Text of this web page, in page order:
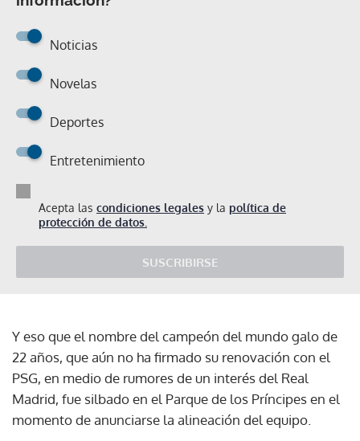
Noticias
Novelas
Deportes
Entretenimiento
Acepta las condiciones legales y la política de
protección de datos.
SUSCRIBIRSE
Y eso que el nombre del campeón del mundo galo de
22 años, que aún no ha firmado su renovación con el
PSG, en medio de rumores de un interés del Real
Madrid, fue silbado en el Parque de los Príncipes en el
momento de anunciarse la alineación del equipo.